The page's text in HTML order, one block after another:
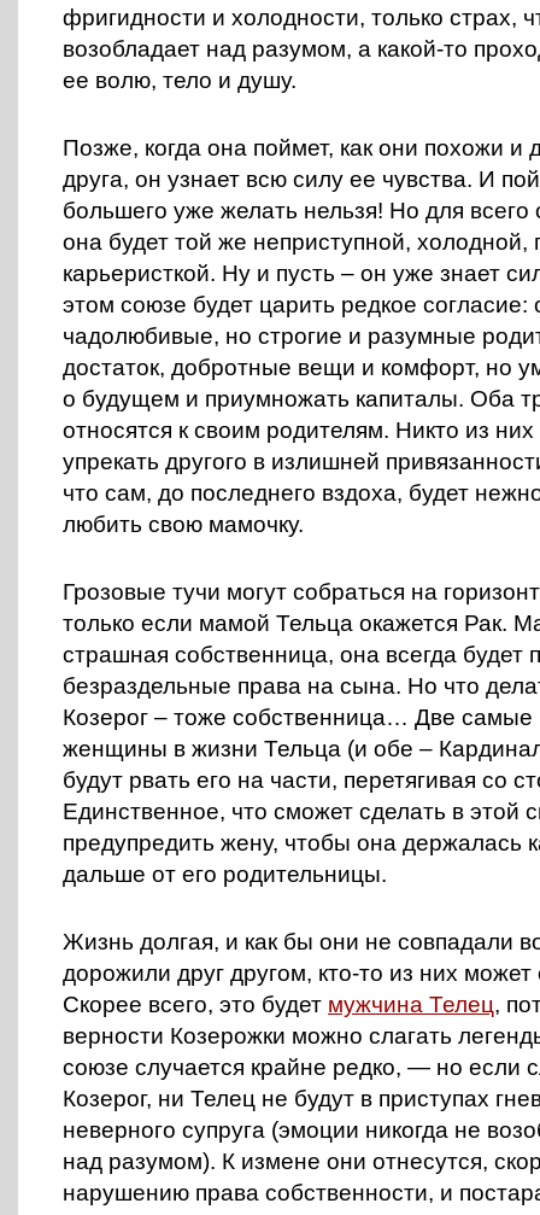
фригидности и холодности, только страх,
возобладает над разумом, а какой-то
ее волю, тело и душу.
Позже, когда она поймет, как они похожи и
друга, он узнает всю силу ее чувства. И
большего уже желать нельзя! Но для всего
она будет той же неприступной, холодной,
карьеристкой. Ну и пусть – он уже знает
этом союзе будет царить редкое согласие:
чадолюбивые, но строгие и разумные
достаток, добротные вещи и комфорт, но
о будущем и приумножать капиталы. Оба
относятся к своим родителям. Никто из них
упрекать другого в излишней
что сам, до последнего вздоха, будет
любить свою мамочку.
Грозовые тучи могут собраться на
только если мамой Тельца окажется Рак.
страшная собственница, она всегда будет
безраздельные права на сына. Но что
Козерог – тоже собственница… Две
женщины в жизни Тельца (и обе –
будут рвать его на части, перетягивая со
Единственное, что сможет сделать в этой
предупредить жену, чтобы она держалась
дальше от его родительницы.
Жизнь долгая, и как бы они не совпадали
дорожили друг другом, кто-то из них может
Скорее всего, это будет мужчина Телец,
верности Козерожки можно слагать
союзе случается крайне редко, — но если
Козерог, ни Телец не будут в приступах
неверного супруга (эмоции никогда не
над разумом). К измене они отнесутся,
нарушению права собственности, и